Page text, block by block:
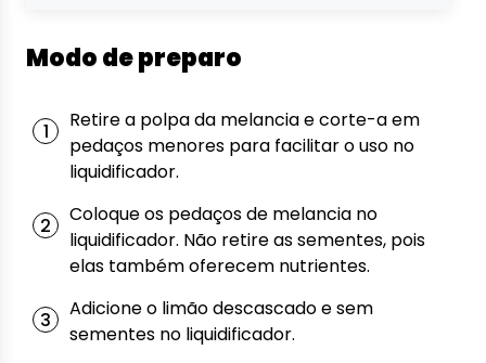
Modo de preparo
Retire a polpa da melancia e corte-a em
pedaços menores para facilitar o uso no
liquidificador.
Coloque os pedaços de melancia no
liquidificador. Não retire as sementes, pois
elas também oferecem nutrientes.
Adicione o limão descascado e sem
sementes no liquidificador.